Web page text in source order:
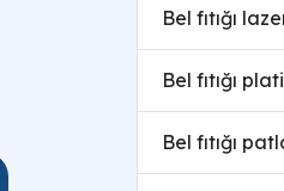
Bel fıtığı
Bel fıtığı
Bel fıtığı